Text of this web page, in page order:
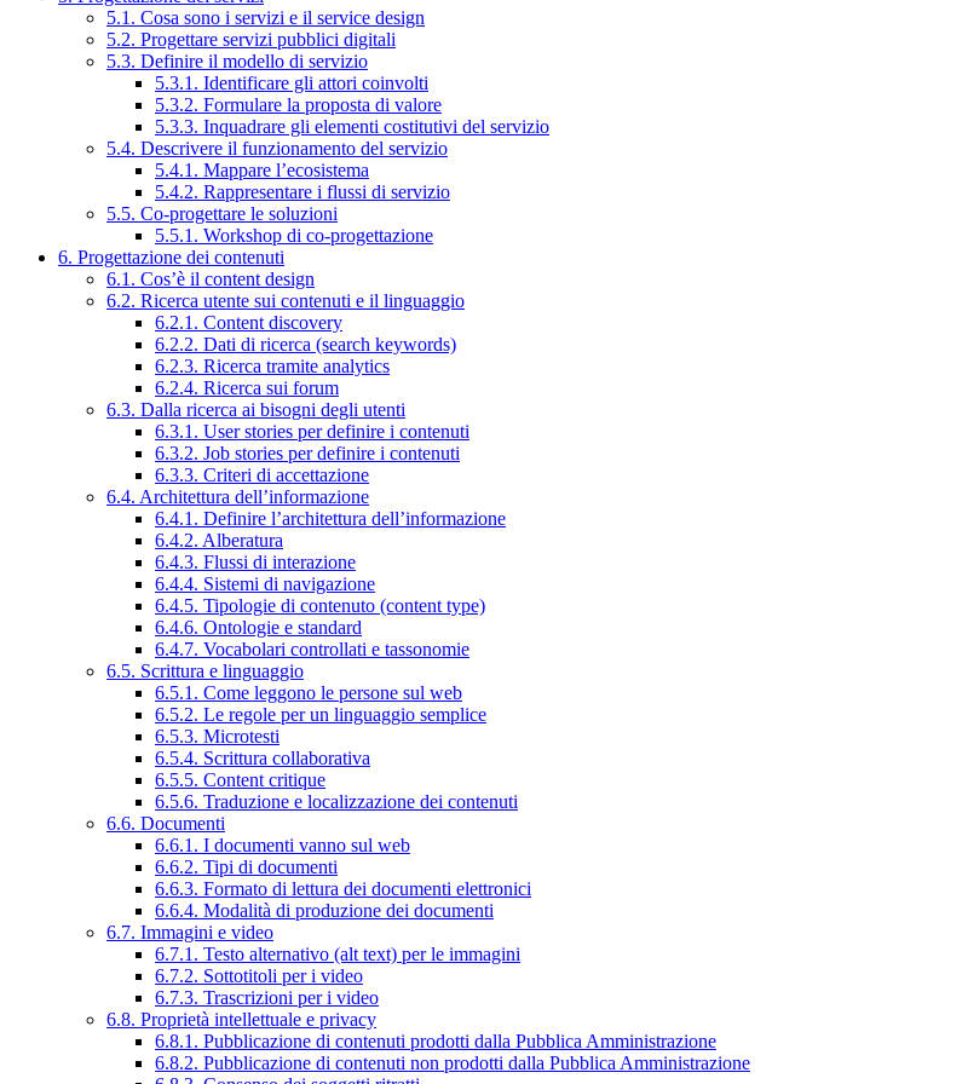
5.1. Cosa sono i servizi e il service design
5.2. Progettare servizi pubblici digitali
5.3. Definire il modello di servizio
5.3.1. Identificare gli attori coinvolti
5.3.2. Formulare la proposta di valore
5.3.3. Inquadrare gli elementi costitutivi del servizio
5.4. Descrivere il funzionamento del servizio
5.4.1. Mappare l’ecosistema
5.4.2. Rappresentare i flussi di servizio
5.5. Co-progettare le soluzioni
5.5.1. Workshop di co-progettazione
6. Progettazione dei contenuti
6.1. Cos’è il content design
6.2. Ricerca utente sui contenuti e il linguaggio
6.2.1. Content discovery
6.2.2. Dati di ricerca (search keywords)
6.2.3. Ricerca tramite analytics
6.2.4. Ricerca sui forum
6.3. Dalla ricerca ai bisogni degli utenti
6.3.1. User stories per definire i contenuti
6.3.2. Job stories per definire i contenuti
6.3.3. Criteri di accettazione
6.4. Architettura dell’informazione
6.4.1. Definire l’architettura dell’informazione
6.4.2. Alberatura
6.4.3. Flussi di interazione
6.4.4. Sistemi di navigazione
6.4.5. Tipologie di contenuto (content type)
6.4.6. Ontologie e standard
6.4.7. Vocabolari controllati e tassonomie
6.5. Scrittura e linguaggio
6.5.1. Come leggono le persone sul web
6.5.2. Le regole per un linguaggio semplice
6.5.3. Microtesti
6.5.4. Scrittura collaborativa
6.5.5. Content critique
6.5.6. Traduzione e localizzazione dei contenuti
6.6. Documenti
6.6.1. I documenti vanno sul web
6.6.2. Tipi di documenti
6.6.3. Formato di lettura dei documenti elettronici
6.6.4. Modalità di produzione dei documenti
6.7. Immagini e video
6.7.1. Testo alternativo (alt text) per le immagini
6.7.2. Sottotitoli per i video
6.7.3. Trascrizioni per i video
6.8. Proprietà intellettuale e privacy
6.8.1. Pubblicazione di contenuti prodotti dalla Pubblica Amministrazione
6.8.2. Pubblicazione di contenuti non prodotti dalla Pubblica Amministrazione